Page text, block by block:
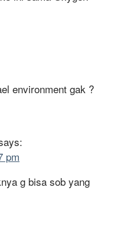
environment gak ?
pm
g bisa sob yang